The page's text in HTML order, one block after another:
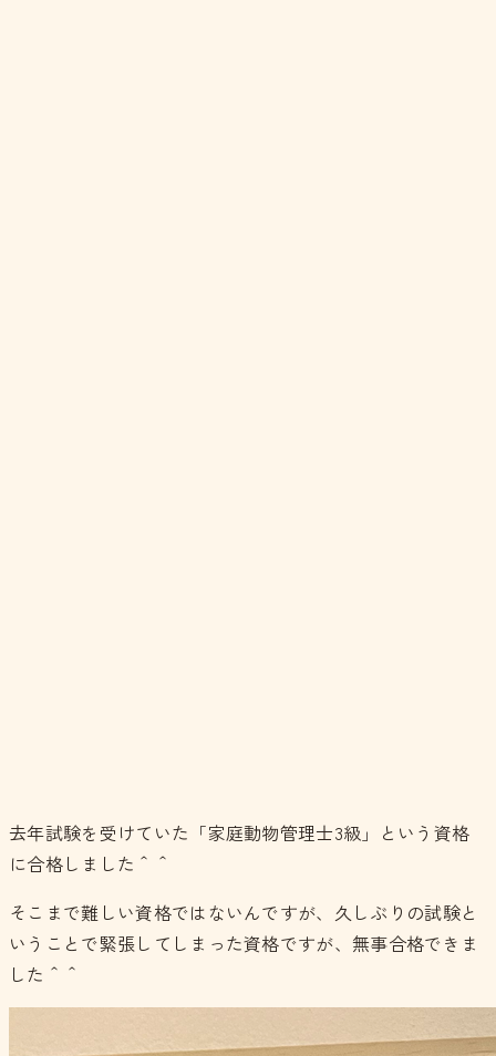
去年試験を受けていた「家庭動物管理士3級」という資格
に合格しました＾＾
そこまで難しい資格ではないんですが、久しぶりの試験と
いうことで緊張してしまった資格ですが、無事合格できま
した＾＾